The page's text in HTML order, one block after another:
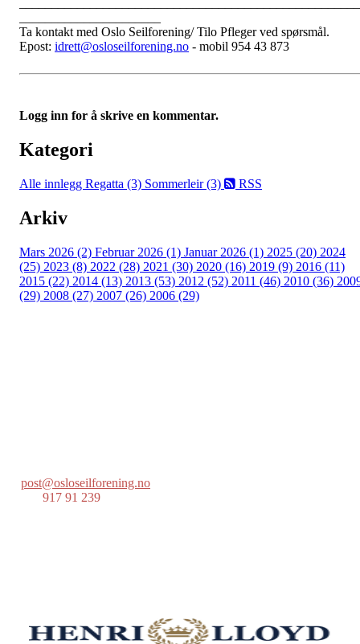
Ta kontakt med Oslo Seilforening/ Tilo Pfleger ved spørsmål.
Epost: idrett@osloseilforening.no - mobil 954 43 873
Logg inn for å skrive en kommentar.
Kategori
Alle innlegg Regatta (3) Sommerleir (3) RSS
Arkiv
Mars 2026 (2) Februar 2026 (1) Januar 2026 (1) 2025 (20) 2024
(25) 2023 (8) 2022 (28) 2021 (30) 2020 (16) 2019 (9) 2016 (11)
2015 (22) 2014 (13) 2013 (53) 2012 (52) 2011 (46) 2010 (36)
(29) 2008 (27) 2007 (26) 2006 (29)
post@osloseilforening.no
917 91 239